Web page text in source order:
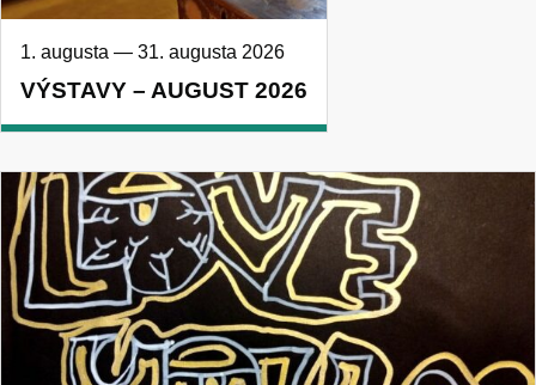
VÝSTAVY – AUGUST 2026
1. augusta — 31. augusta 2026